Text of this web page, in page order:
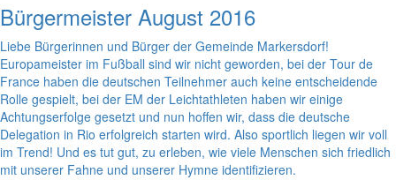
Bürgermeister August 2016
Liebe Bürgerinnen und Bürger der Gemeinde Markersdorf!
Europameister im Fußball sind wir nicht geworden, bei der Tour de
France haben die deutschen Teilnehmer auch keine entscheidende
Rolle gespielt, bei der EM der Leichtathleten haben wir einige
Achtungserfolge gesetzt und nun hoffen wir, dass die deutsche
Delegation in Rio erfolgreich starten wird. Also sportlich liegen wir voll
im Trend! Und es tut gut, zu erleben, wie viele Menschen sich friedlich
mit unserer Fahne und unserer Hymne identifizieren.